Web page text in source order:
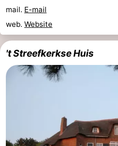
mail. E-mail
web. Website
't Streefkerkse Huis